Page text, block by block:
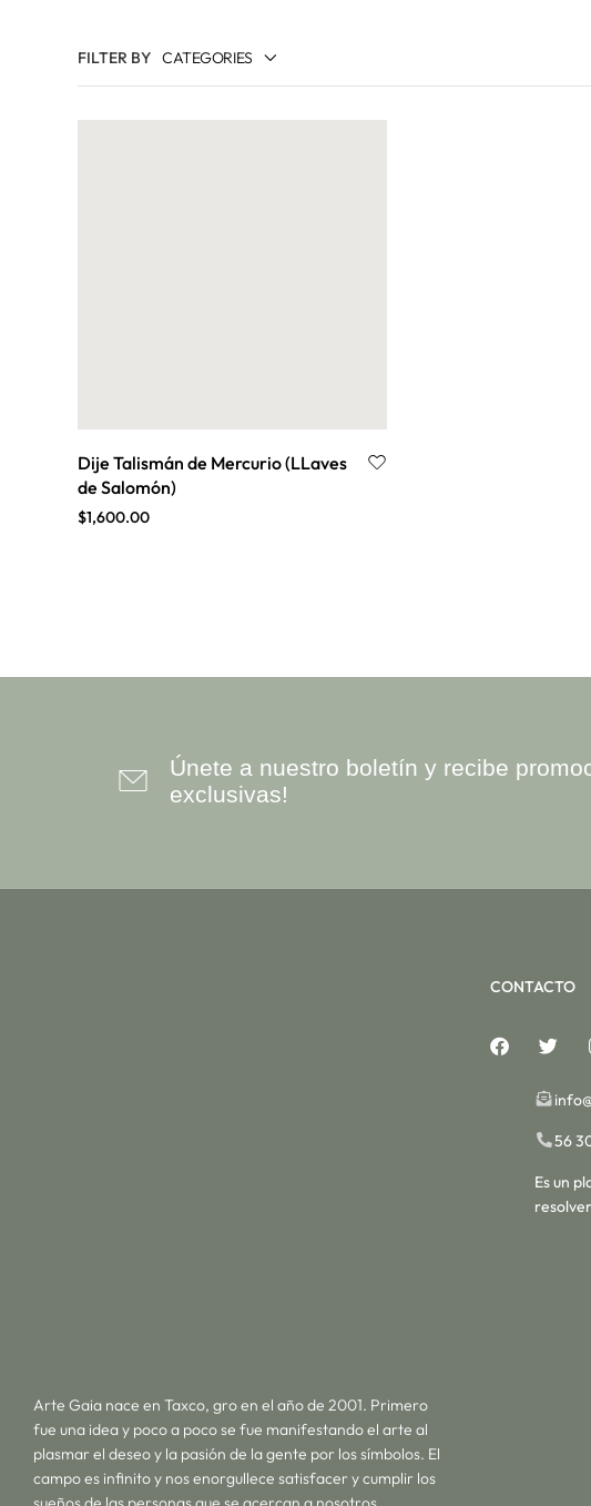
FILTER BY CATEGORIES
ESTRELLAS
FENG SHUI
TALISMANES DE SALOMÓN
UNIVERSAL
Dije Talismán de Mercurio (LLaves
de Salomón)
$1,600.00
Únete a nuestro boletín y recibe
exclusivas!
Arte Gaia nace en Taxco, gro en el año de 2001. Primero
fue una idea y poco a poco se fue manifestando el arte al
plasmar el deseo y la pasión de la gente por los símbolos. El
campo es infinito y nos enorgullece satisfacer y cumplir los
CONTACTO
56
Es un